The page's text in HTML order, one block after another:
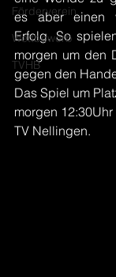
Förderverein
Wettbewerb
TVHB
es aber einen
Erfolg. So
morgen um den
gegen den
Das Spiel um
morgen
TV Nellingen.